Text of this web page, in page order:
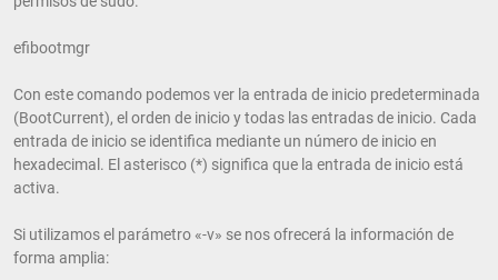
efibootmgr
Con este comando podemos ver la entrada de inicio predeterminada
(BootCurrent), el orden de inicio y todas las entradas de inicio. Cada
entrada de inicio se identifica mediante un número de inicio en
hexadecimal. El asterisco (*) significa que la entrada de inicio está
activa.
Si utilizamos el parámetro «-v» se nos ofrecerá la información de
forma amplia: